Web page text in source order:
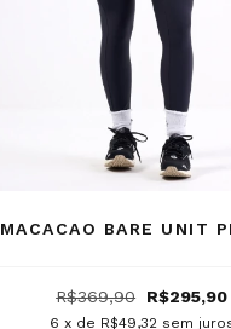
MACACAO BARE UNIT
R$369,90 R$295,90
6 x de R$49,32 sem